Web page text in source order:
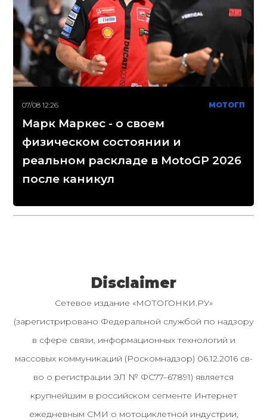
07/08 12:26 МОТОГП
Марк Маркес - о своем
физическом состоянии и
реальном раскладе в MotoGP 2026
после каникул
Disclaimer
Сетевое издание «МОТОГОНКИ.РУ»
(зарегистрировано Федеральной службой по надзору
в сфере связи, информационных технологий и
массовых коммуникаций (Роскомнадзор) 06.12.2016 св-
во о регистрации ЭЛ № ФС77–67891) является
крупнейшим в российском сегменте Интернет
ежедневным СМИ о мотоциклетной индустрии,